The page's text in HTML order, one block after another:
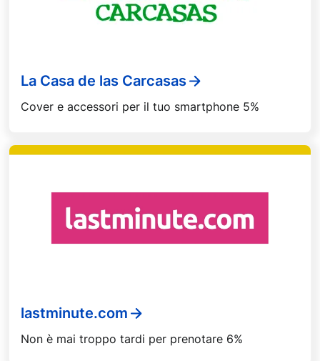
La Casa de las Carcasas
Cover e accessori per il tuo smartphone 5%
lastminute.com
Non è mai troppo tardi per prenotare 6%